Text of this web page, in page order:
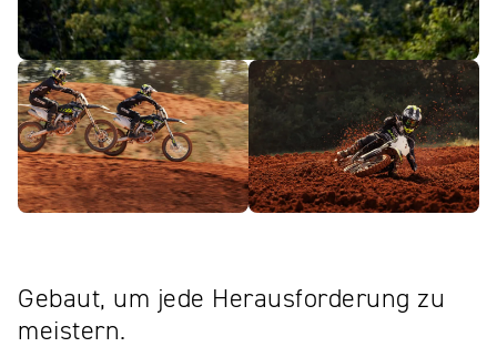
Gebaut, um jede Herausforderung zu
meistern.